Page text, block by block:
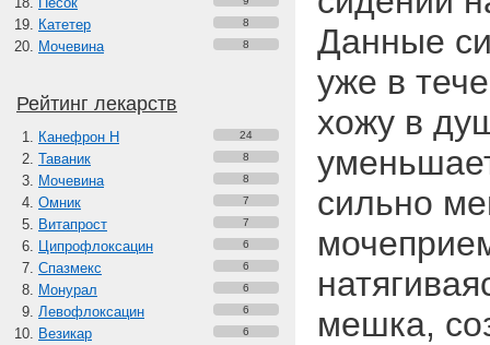
Катетер 8
Мочевина 8
Рейтинг лекарств
Канефрон H 24
Таваник 8
Мочевина 8
Омник 7
Витапрост 7
Ципрофлоксацин 6
Спазмекс 6
Монурал 6
Левофлоксацин 6
Везикар 6
Данные
уже в
хожу в
сильно
мешка,